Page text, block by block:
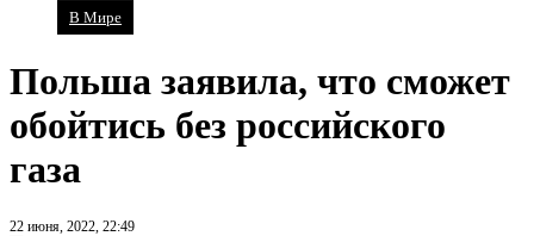
В Мире
Польша заявила, что сможет
обойтись без российского
газа
22 июня, 2022, 22:49